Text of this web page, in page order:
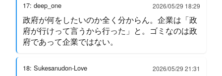
17: deep_one 2026/05/29 18:29
政府が何をしたいのか全く分からん。企業は「政
府が行けって言うから行った」と。ゴミなのは政
府であって企業ではない。
18: Sukesanudon-Love 2026/05/29 21:31